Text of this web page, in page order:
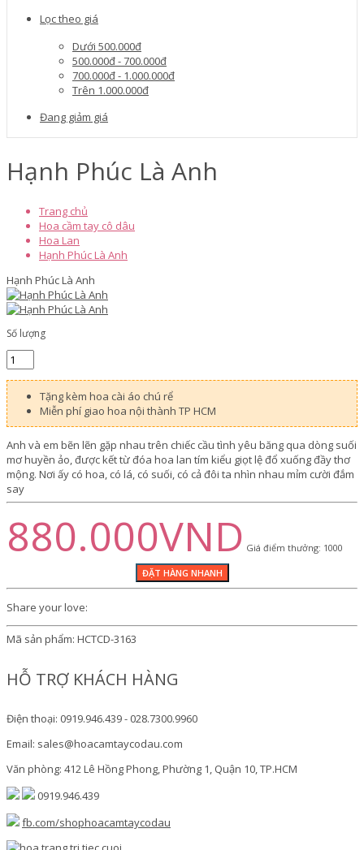
Lọc theo giá
Dưới 500.000đ
500.000đ - 700.000đ
700.000đ - 1.000.000đ
Trên 1.000.000đ
Đang giảm giá
Hạnh Phúc Là Anh
Trang chủ
Hoa cầm tay cô dâu
Hoa Lan
Hạnh Phúc Là Anh
Hạnh Phúc Là Anh
Số lượng
Tặng kèm hoa cài áo chú rể
Miễn phí giao hoa nội thành TP HCM
Anh và em bẽn lẽn gặp nhau trên chiếc cầu tình yêu băng qua dòng suối
mơ huyền ảo, được kết từ đóa hoa lan tím kiểu giọt lệ đổ xuống đầy thơ
mộng. Nơi ấy có hoa, có lá, có suối, có cả đôi ta nhìn nhau mỉm cười đắm
say
880.000VND Giá điểm thưởng: 1000
Share your love:
Mã sản phẩm: HCTCD-3163
HỖ TRỢ KHÁCH HÀNG
Điện thoại: 0919.946.439 - 028.7300.9960
Email: sales@hoacamtaycodau.com
Văn phòng: 412 Lê Hồng Phong, Phường 1, Quận 10, TP.HCM
0919.946.439
fb.com/shophoacamtaycodau